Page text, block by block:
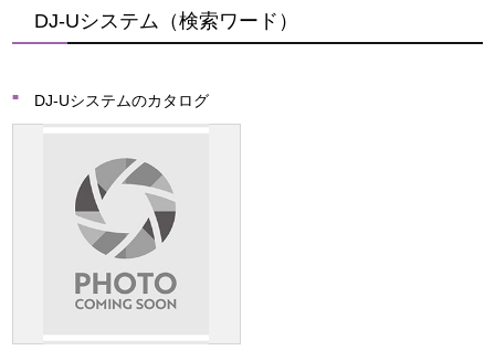
DJ-Uシステム（検索ワード）
DJ-Uシステムのカタログ